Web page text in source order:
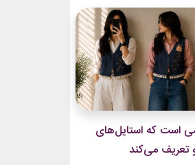
معتبر مد از آن به‌عنوان یکی از
دنیای فشن یاد می‌کنند. این
فقط یک...
است که استایل‌های
تعریف می‌کند